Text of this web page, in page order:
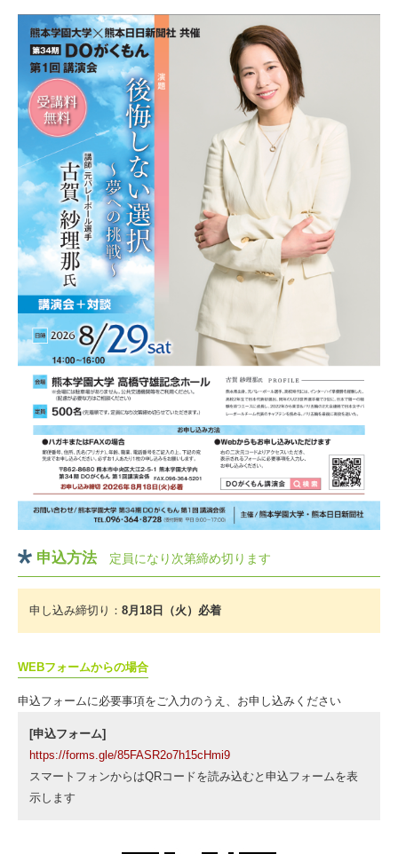
申込方法 定員になり次第締め切ります
申し込み締切り： 8月18日（火）必着
WEBフォームからの場合
申込フォームに必要事項をご入力のうえ、お申し込みください
[申込フォーム]
https://forms.gle/85FASR2o7h15cHmi9
スマートフォンからはQRコードを読み込むと申込フォームを表
示します